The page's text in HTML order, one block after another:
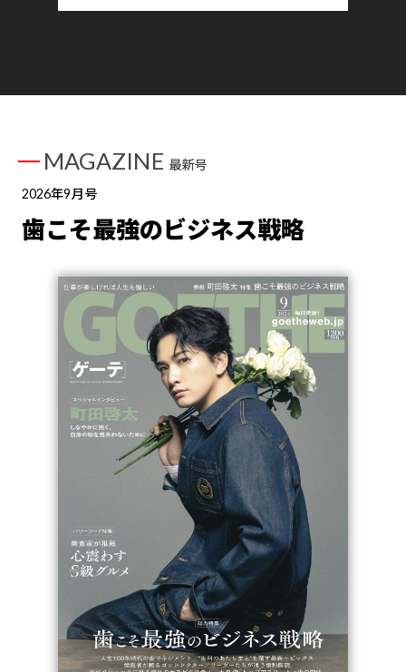
MAGAZINE 最新号
2026年9月号
歯こそ最強のビジネス戦略